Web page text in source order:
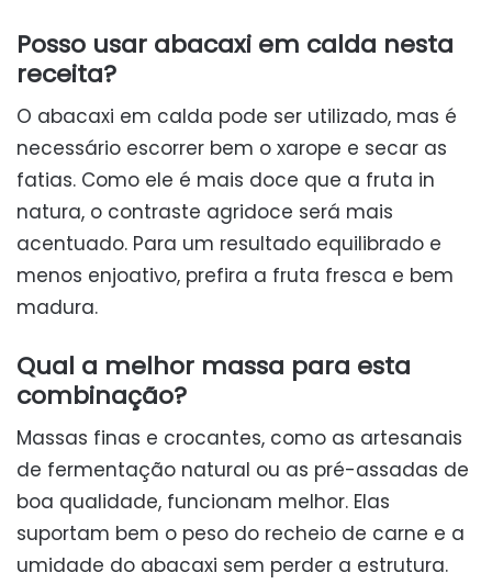
Posso usar abacaxi em calda nesta
receita?
O abacaxi em calda pode ser utilizado, mas é
necessário escorrer bem o xarope e secar as
fatias. Como ele é mais doce que a fruta in
natura, o contraste agridoce será mais
acentuado. Para um resultado equilibrado e
menos enjoativo, prefira a fruta fresca e bem
madura.
Qual a melhor massa para esta
combinação?
Massas finas e crocantes, como as artesanais
de fermentação natural ou as pré-assadas de
boa qualidade, funcionam melhor. Elas
suportam bem o peso do recheio de carne e a
umidade do abacaxi sem perder a estrutura.